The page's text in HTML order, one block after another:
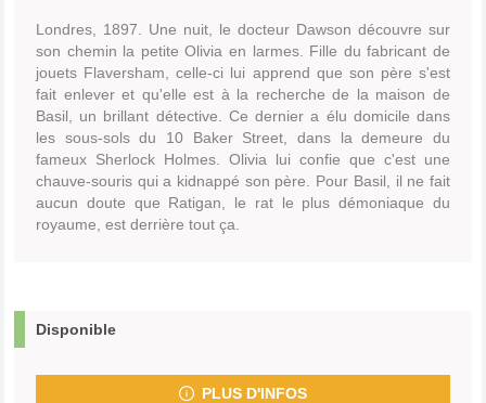
Londres, 1897. Une nuit, le docteur Dawson découvre sur
son chemin la petite Olivia en larmes. Fille du fabricant de
jouets Flaversham, celle-ci lui apprend que son père s'est
fait enlever et qu'elle est à la recherche de la maison de
Basil, un brillant détective. Ce dernier a élu domicile dans
les sous-sols du 10 Baker Street, dans la demeure du
fameux Sherlock Holmes. Olivia lui confie que c'est une
chauve-souris qui a kidnappé son père. Pour Basil, il ne fait
aucun doute que Ratigan, le rat le plus démoniaque du
royaume, est derrière tout ça.
Disponible
PLUS D'INFOS